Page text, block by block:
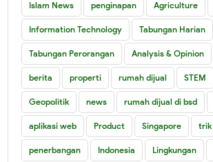
Islam News penginapan Agriculture
Information Technology Tabungan Harian
Tabungan Perorangan Analysis & Opinion
berita properti rumah dijual STEM
Geopolitik news rumah dijual di bsd
aplikasi web Product Singapore trik
penerbangan Indonesia Lingkungan